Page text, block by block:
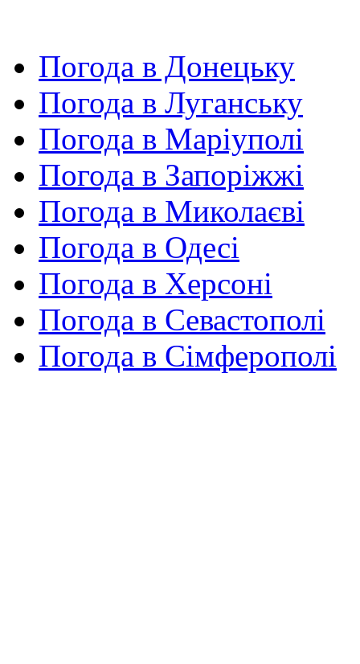
Погода в Донецьку
Погода в Луганську
Погода в Маріуполі
Погода в Запоріжжі
Погода в Миколаєві
Погода в Одесі
Погода в Херсоні
Погода в Севастополі
Погода в Сімферополі